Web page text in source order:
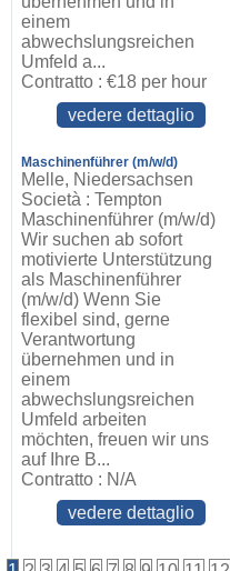
einem
abwechslungsreichen
Umfeld a...
Contratto : €18 per hour
vedere dettaglio
Maschinenführer (m/w/d)
Melle, Niedersachsen
Società : Tempton
Maschinenführer (m/w/d)
Wir suchen ab sofort
motivierte Unterstützung
als Maschinenführer
(m/w/d) Wenn Sie
flexibel sind, gerne
Verantwortung
übernehmen und in
einem
abwechslungsreichen
Umfeld arbeiten
möchten, freuen wir uns
auf Ihre B...
Contratto : N/A
vedere dettaglio